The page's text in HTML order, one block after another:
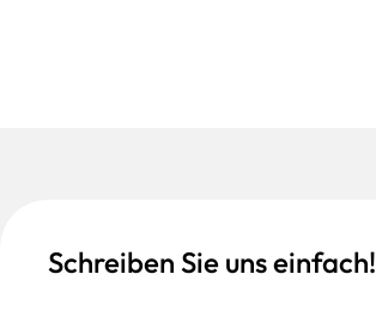
Schreiben Sie uns einfach!